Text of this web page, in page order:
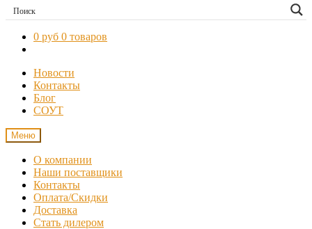
0 руб 0 товаров
Новости
Контакты
Блог
СОУТ
Меню
О компании
Наши поставщики
Контакты
Оплата/Скидки
Доставка
Стать дилером